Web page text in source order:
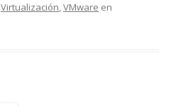
Virtualización,VMware en